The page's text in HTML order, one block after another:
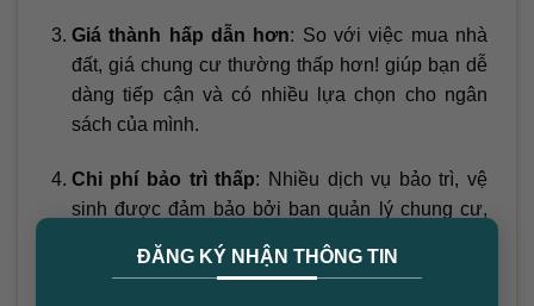
ĐĂNG KÝ NHẬN THÔNG TIN
Giá thành hấp dẫn hơn: So với việc mua nhà
đất, giá chung cư thường thấp hơn! giúp bạn dễ
dàng tiếp cận và có nhiều lựa chọn cho ngân
sách của mình.
Chi phí bảo trì thấp: Nhiều dịch vụ bảo trì, vệ
sinh được đảm bảo bởi ban quản lý chung cư,
việc chăm sóc nhà ở.